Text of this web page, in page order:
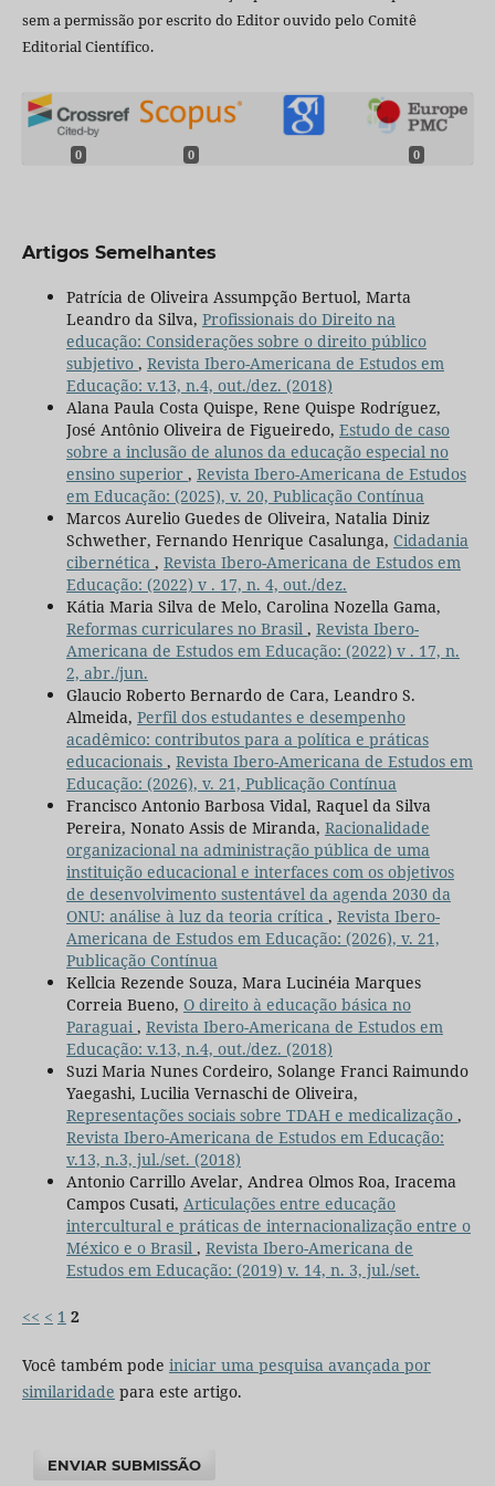
sem a permissão por escrito do Editor ouvido pelo Comitê
Editorial Científico.
0 0 0
Artigos Semelhantes
Patrícia de Oliveira Assumpção Bertuol, Marta
Leandro da Silva, Profissionais do Direito na
educação: Considerações sobre o direito público
subjetivo , Revista Ibero-Americana de Estudos em
Educação: v.13, n.4, out./dez. (2018)
Alana Paula Costa Quispe, Rene Quispe Rodríguez,
José Antônio Oliveira de Figueiredo, Estudo de caso
sobre a inclusão de alunos da educação especial no
ensino superior , Revista Ibero-Americana de Estudos
em Educação: (2025), v. 20, Publicação Contínua
Marcos Aurelio Guedes de Oliveira, Natalia Diniz
Schwether, Fernando Henrique Casalunga, Cidadania
cibernética , Revista Ibero-Americana de Estudos em
Educação: (2022) v . 17, n. 4, out./dez.
Kátia Maria Silva de Melo, Carolina Nozella Gama,
Reformas curriculares no Brasil , Revista Ibero-
Americana de Estudos em Educação: (2022) v . 17, n.
2, abr./jun.
Glaucio Roberto Bernardo de Cara, Leandro S.
Almeida, Perfil dos estudantes e desempenho
acadêmico: contributos para a política e práticas
educacionais , Revista Ibero-Americana de Estudos em
Educação: (2026), v. 21, Publicação Contínua
Francisco Antonio Barbosa Vidal, Raquel da Silva
Pereira, Nonato Assis de Miranda, Racionalidade
organizacional na administração pública de uma
instituição educacional e interfaces com os objetivos
de desenvolvimento sustentável da agenda 2030 da
ONU: análise à luz da teoria crítica , Revista Ibero-
Americana de Estudos em Educação: (2026), v. 21,
Publicação Contínua
Kellcia Rezende Souza, Mara Lucinéia Marques
Correia Bueno, O direito à educação básica no
Paraguai, Revista Ibero-Americana de Estudos em
Educação: v.13, n.4, out./dez. (2018)
Suzi Maria Nunes Cordeiro, Solange Franci Raimundo
Yaegashi, Lucilia Vernaschi de Oliveira,
Representações sociais sobre TDAH e medicalização ,
Revista Ibero-Americana de Estudos em Educação:
v.13, n.3, jul./set. (2018)
Antonio Carrillo Avelar, Andrea Olmos Roa, Iracema
Campos Cusati, Articulações entre educação
intercultural e práticas de internacionalização entre o
México e o Brasil , Revista Ibero-Americana de
Estudos em Educação: (2019) v. 14, n. 3, jul./set.
<< < 1 2
Você também pode iniciar uma pesquisa avançada por
similaridade para este artigo.
ENVIAR SUBMISSÃO